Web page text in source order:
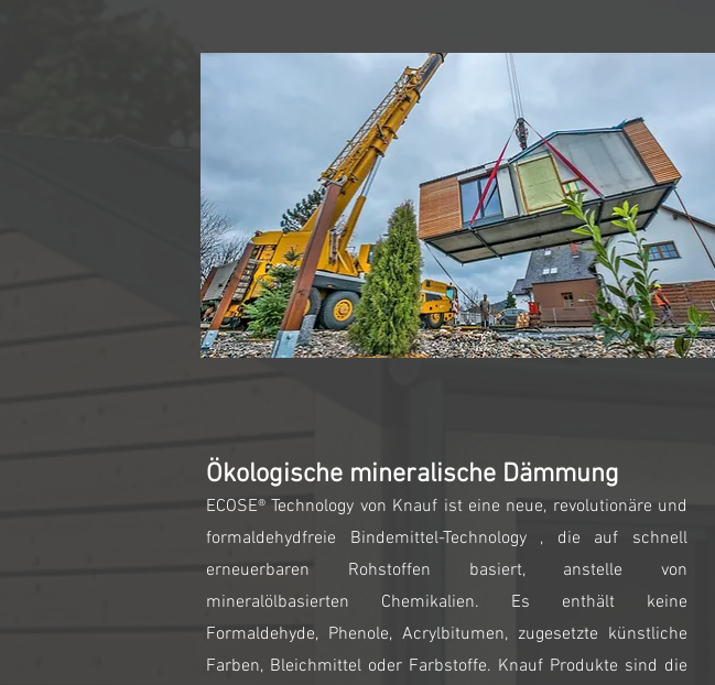
Ökologische mineralische Dämmung
ECOSE® Technology von Knauf ist eine neue, revolutionäre und
formaldehydfreie Bindemittel-Technology , die auf schnell
erneuerbaren Rohstoffen basiert, anstelle von
mineralölbasierten Chemikalien. Es enthält keine
Formaldehyde, Phenole, Acrylbitumen, zugesetzte künstliche
Farben, Bleichmittel oder Farbstoffe. Knauf Produkte sind die